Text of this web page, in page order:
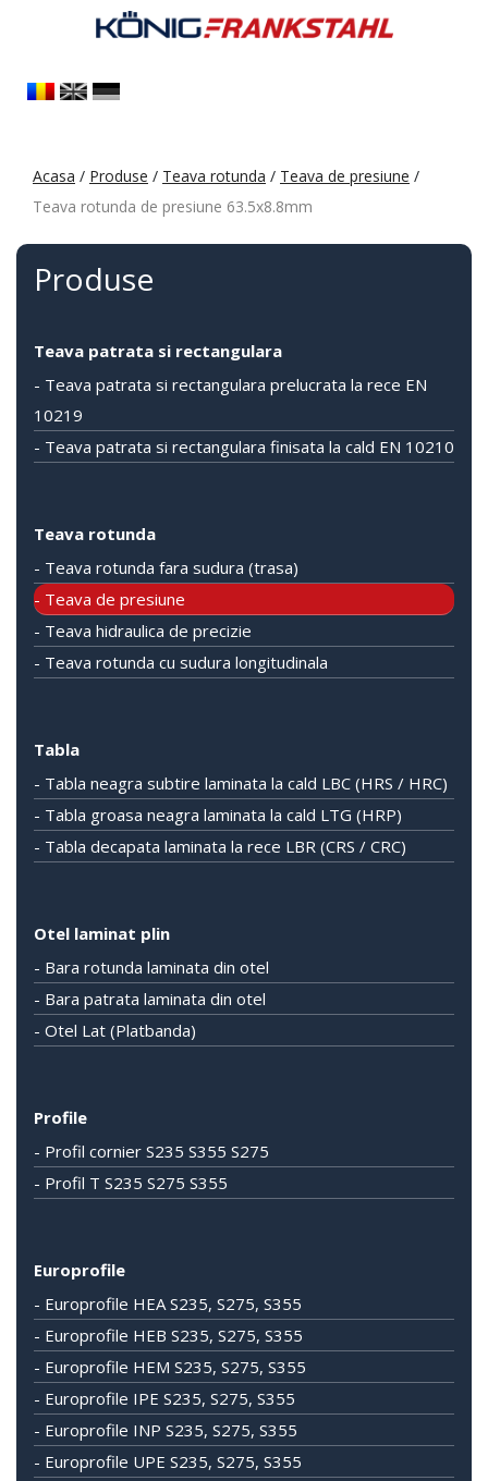
Acasa / Produse / Teava rotunda / Teava de presiune /
Teava rotunda de presiune 63.5x8.8mm
Produse
Teava patrata si rectangulara
- Teava patrata si rectangulara prelucrata la rece EN
10219
- Teava patrata si rectangulara finisata la cald EN 10210
Teava rotunda
- Teava rotunda fara sudura (trasa)
- Teava de presiune
- Teava hidraulica de precizie
- Teava rotunda cu sudura longitudinala
Tabla
- Tabla neagra subtire laminata la cald LBC (HRS / HRC)
- Tabla groasa neagra laminata la cald LTG (HRP)
- Tabla decapata laminata la rece LBR (CRS / CRC)
Otel laminat plin
- Bara rotunda laminata din otel
- Bara patrata laminata din otel
- Otel Lat (Platbanda)
Profile
- Profil cornier S235 S355 S275
- Profil T S235 S275 S355
Europrofile
- Europrofile HEA S235, S275, S355
- Europrofile HEB S235, S275, S355
- Europrofile HEM S235, S275, S355
- Europrofile IPE S235, S275, S355
- Europrofile INP S235, S275, S355
- Europrofile UPE S235, S275, S355